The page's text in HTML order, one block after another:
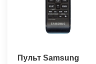
Пульт Samsung